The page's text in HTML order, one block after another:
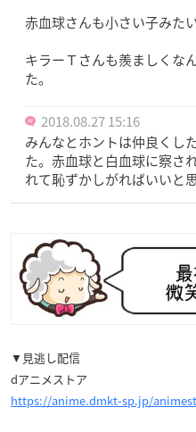
赤血球さんも小さい子みた
キラーＴさんも羨ましくな
た。
2018.08.27 15:16
みんなとホントは仲良くし
た。赤血球と白血球に察さ
れて恥ずかしがればいいと
▼見逃し配信
dアニメストア
https://anime.dmkt-sp.jp/